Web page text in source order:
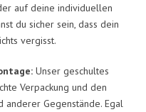
auf deine individuellen
du sicher sein, dass dein
vergisst.
Unser geschultes
Verpackung und den
Gegenstände. Egal